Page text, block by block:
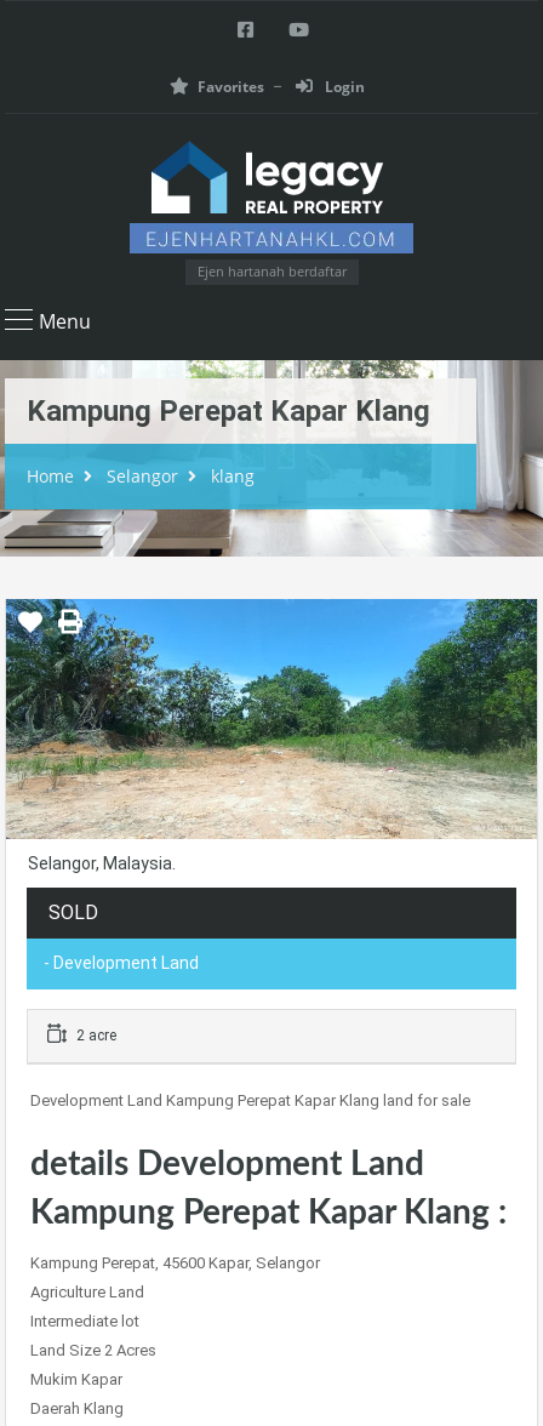
Favorites Login
Ejen hartanah berdaftar
Menu
Kampung Perepat Kapar Klang
Home Selangor klang
Selangor, Malaysia.
SOLD
- Development Land
2 acre
Development Land Kampung Perepat Kapar Klang land for sale
details Development Land
Kampung Perepat Kapar Klang :
Kampung Perepat, 45600 Kapar, Selangor
Agriculture Land
Intermediate lot
Land Size 2 Acres
Mukim Kapar
Daerah Klang